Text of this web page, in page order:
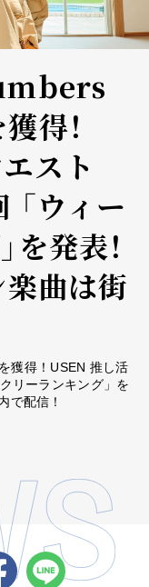
得！
スト
「ウィー
発表！
曲は街
獲得！USEN 推し活
リーランキング」を
で配信！